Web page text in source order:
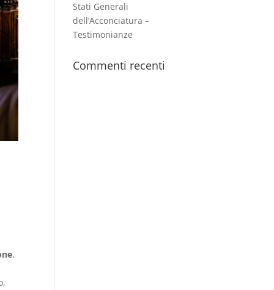
,
Stati Generali
dell’Acconciatura –
Testimonianze
Commenti recenti